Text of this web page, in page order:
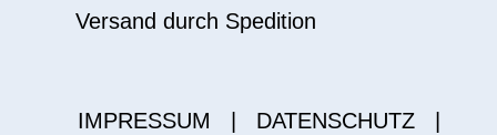
Versand durch Spedition
IMPRESSUM DATENSCHUTZ